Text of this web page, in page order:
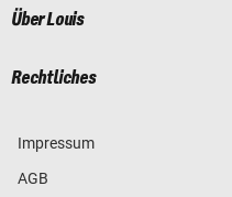
Über Louis
Rechtliches
Impressum
AGB